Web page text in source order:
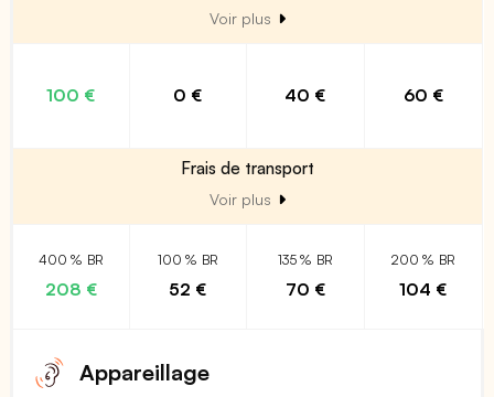
Voir plus
100 € 0 € 40 € 60 €
Frais de transport
Voir plus
400 % BR
208 €
100 % BR
52 €
135 % BR
70 €
200 % BR
104 €
Appareillage